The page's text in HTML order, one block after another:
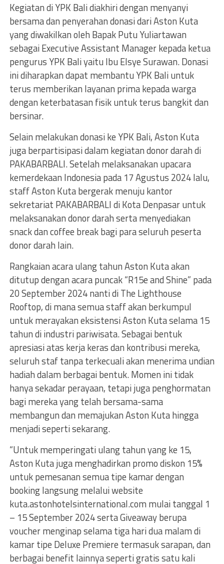
Kegiatan di YPK Bali diakhiri dengan menyanyi
bersama dan penyerahan donasi dari Aston Kuta
yang diwakilkan oleh Bapak Putu Yuliartawan
sebagai Executive Assistant Manager kepada ketua
pengurus YPK Bali yaitu Ibu Elsye Surawan. Donasi
ini diharapkan dapat membantu YPK Bali untuk
terus memberikan layanan prima kepada warga
dengan keterbatasan fisik untuk terus bangkit dan
bersinar.
Selain melakukan donasi ke YPK Bali, Aston Kuta
juga berpartisipasi dalam kegiatan donor darah di
PAKABARBALI. Setelah melaksanakan upacara
kemerdekaan Indonesia pada 17 Agustus 2024 lalu,
staff Aston Kuta bergerak menuju kantor
sekretariat PAKABARBALI di Kota Denpasar untuk
melaksanakan donor darah serta menyediakan
snack dan coffee break bagi para seluruh peserta
donor darah lain.
Rangkaian acara ulang tahun Aston Kuta akan
ditutup dengan acara puncak “R15e and Shine” pada
20 September 2024 nanti di The Lighthouse
Rooftop, di mana semua staff akan berkumpul
untuk merayakan eksistensi Aston Kuta selama 15
tahun di industri pariwisata. Sebagai bentuk
apresiasi atas kerja keras dan kontribusi mereka,
seluruh staf tanpa terkecuali akan menerima undian
hadiah dalam berbagai bentuk. Momen ini tidak
hanya sekadar perayaan, tetapi juga penghormatan
bagi mereka yang telah bersama-sama
membangun dan memajukan Aston Kuta hingga
menjadi seperti sekarang.
“Untuk memperingati ulang tahun yang ke 15,
Aston Kuta juga menghadirkan promo diskon 15%
untuk pemesanan semua tipe kamar dengan
booking langsung melalui website
kuta.astonhotelsinternational.com mulai tanggal 1
– 15 September 2024 serta Giveaway berupa
voucher menginap selama tiga hari dua malam di
kamar tipe Deluxe Premiere termasuk sarapan, dan
berbagai benefit lainnya seperti gratis satu kali